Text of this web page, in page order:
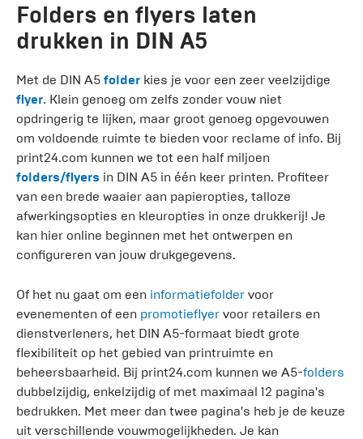
Folders en flyers laten
drukken in DIN A5
Met de DIN A5 folder kies je voor een zeer veelzijdige
flyer. Klein genoeg om zelfs zonder vouw niet
opdringerig te lijken, maar groot genoeg opgevouwen
om voldoende ruimte te bieden voor reclame of info. Bij
print24.com kunnen we tot een half miljoen
folders/flyers in DIN A5 in één keer printen. Profiteer
van een brede waaier aan papieropties, talloze
afwerkingsopties en kleuropties in onze drukkerij! Je
kan hier online beginnen met het ontwerpen en
configureren van jouw drukgegevens.
Of het nu gaat om een informatiefolder voor
evenementen of een promotieflyer voor retailers en
dienstverleners, het DIN A5-formaat biedt grote
flexibiliteit op het gebied van printruimte en
beheersbaarheid. Bij print24.com kunnen we A5-folders
dubbelzijdig, enkelzijdig of met maximaal 12 pagina's
bedrukken. Met meer dan twee pagina's heb je de keuze
uit verschillende vouwmogelijkheden. Je kan